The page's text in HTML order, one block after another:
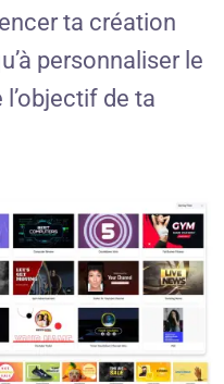
ta création
personnaliser le
de ta